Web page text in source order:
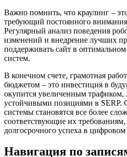
Важно помнить, что краулинг –
требующий постоянного
Регулярный анализ поведения
изменений и внедрение лучших
поддерживать сайт в
систем.
В конечном счете, грамотная
бюджетом – это инвестиция в
окупится увеличенным
устойчивыми позициями в SERP.
системы становятся все более
соответствующие их требованиям,
долгосрочного успеха в цифровом
Навигация по